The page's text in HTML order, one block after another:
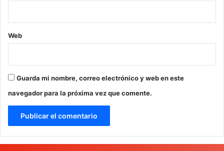
Web
Guarda mi nombre, correo electrónico y web en este
navegador para la próxima vez que comente.